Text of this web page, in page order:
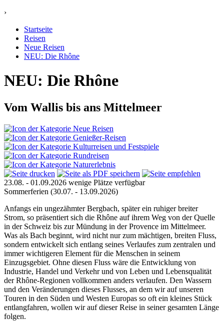
›
Startseite
Reisen
Neue Reisen
NEU: Die Rhône
NEU: Die Rhône
Vom Wallis bis ans Mittelmeer
23.08. - 01.09.2026 wenige Plätze verfügbar
Sommerferien (30.07. - 13.09.2026)
Anfangs ein ungezähmter Bergbach, später ein ruhiger breiter
Strom, so präsentiert sich die Rhône auf ihrem Weg von der Quelle
in der Schweiz bis zur Mündung in der Provence im Mittelmeer.
Was als Bach beginnt, wird nicht nur zum mächtigen, breiten Fluss,
sondern entwickelt sich entlang seines Verlaufes zum zentralen und
immer wichtigeren Element für die Menschen in seinem
Einzugsgebiet. Ohne diesen Fluss wäre die Entwicklung von
Industrie, Handel und Verkehr und von Leben und Lebensqualität
der Rhône-Regionen vollkommen anders verlaufen. Den Wassern
und den Veränderungen dieses Flusses, an dem wir auf unseren
Touren in den Süden und Westen Europas so oft ein kleines Stück
entlangfahren, wollen wir auf dieser Reise in seiner gesamten Länge
folgen.